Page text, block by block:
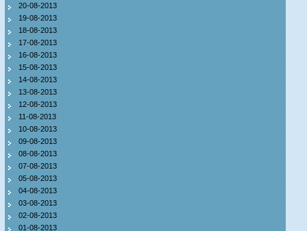
20-08-2013
19-08-2013
18-08-2013
17-08-2013
16-08-2013
15-08-2013
14-08-2013
13-08-2013
12-08-2013
11-08-2013
10-08-2013
09-08-2013
08-08-2013
07-08-2013
05-08-2013
04-08-2013
03-08-2013
02-08-2013
01-08-2013